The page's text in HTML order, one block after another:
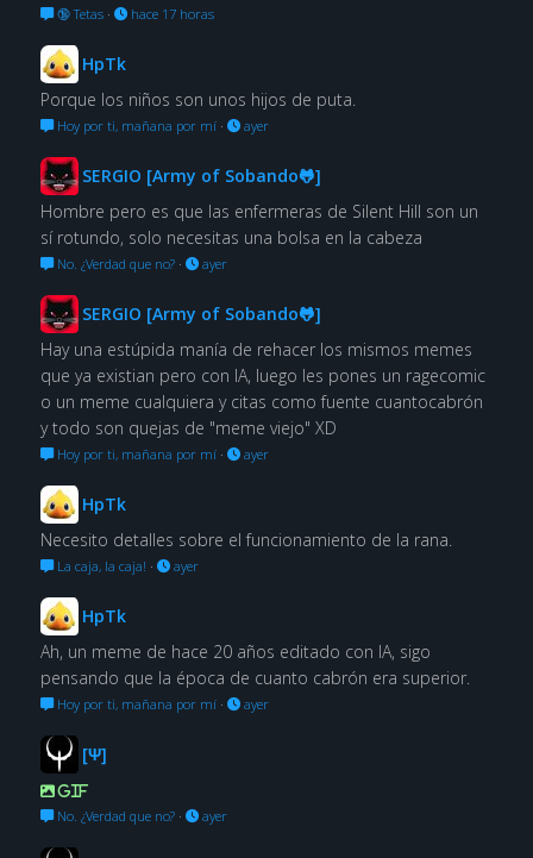
🔞 Tetas· hace 17 horas
HpTk
Porque los niños son unos hijos de puta.
Hoy por ti, mañana por mí· ayer
SERGIO [Army of Sobando🐸]
Hombre pero es que las enfermeras de Silent Hill son un
sí rotundo, solo necesitas una bolsa en la cabeza
No. ¿Verdad que no?· ayer
SERGIO [Army of Sobando🐸]
Hay una estúpida manía de rehacer los mismos memes
que ya existian pero con IA, luego les pones un ragecomic
o un meme cualquiera y citas como fuente cuantocabrón
y todo son quejas de "meme viejo" XD
Hoy por ti, mañana por mí· ayer
HpTk
Necesito detalles sobre el funcionamiento de la rana.
La caja, la caja! · ayer
HpTk
Ah, un meme de hace 20 años editado con IA, sigo
pensando que la época de cuanto cabrón era superior.
Hoy por ti, mañana por mí· ayer
[Ψ]
GIF
No. ¿Verdad que no?· ayer